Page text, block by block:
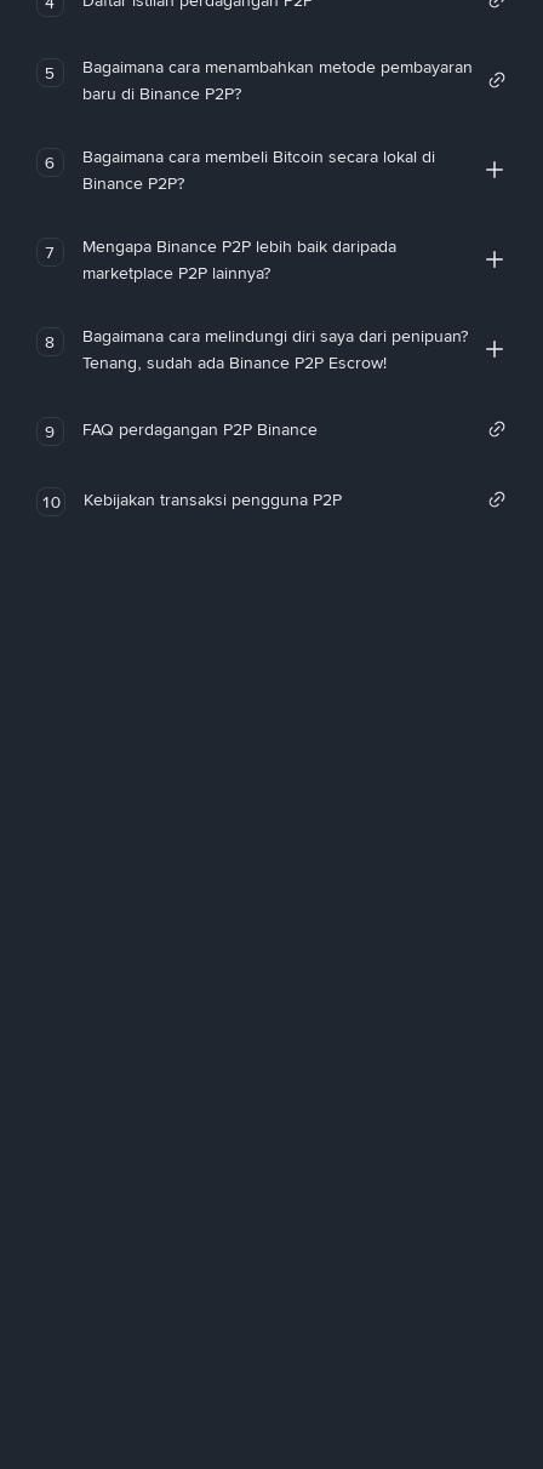
5
Bagaimana cara menambahkan metode pembayaran
baru di Binance P2P?
6
Bagaimana cara membeli Bitcoin secara lokal di
Binance P2P?
7
Mengapa Binance P2P lebih baik daripada
marketplace P2P lainnya?
8
Bagaimana cara melindungi diri saya dari penipuan?
Tenang, sudah ada Binance P2P Escrow!
9 FAQ perdagangan P2P Binance
10 Kebijakan transaksi pengguna P2P